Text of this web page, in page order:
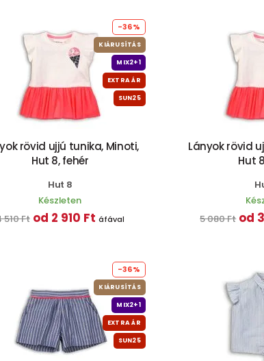
-36%
KIÁRUSÍTÁS
MIX2+1
EXTRA ÁR
SUN25
rövid ujjú tunika, Minoti,
Hut 8, fehér
Hut 8
Készleten
510 Ft od 2 910 Ft áfával
Lányok rövid
Hut
5 080 Ft od
-36%
KIÁRUSÍTÁS
MIX2+1
EXTRA ÁR
SUN25